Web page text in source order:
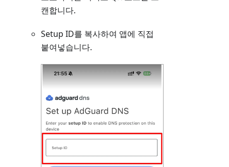
캔합니다.
Setup ID를 복사하여 앱에 직접
붙여넣습니다.